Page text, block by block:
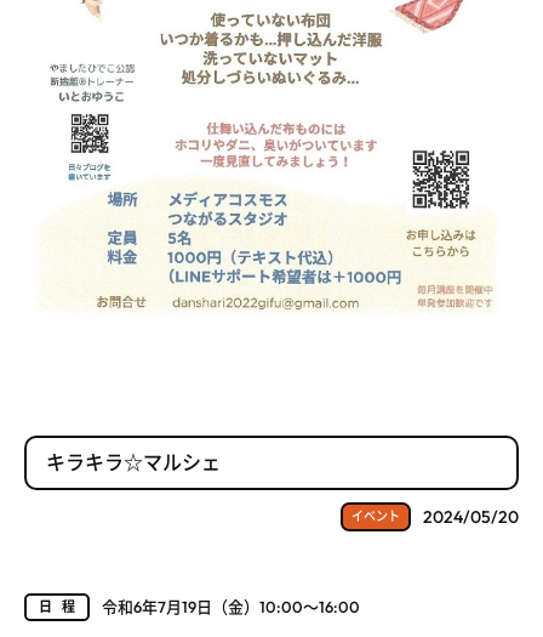
キラキラ☆マルシェ
イベント 2024/05/20
日程 令和6年7月19日（金）10:00～16:00